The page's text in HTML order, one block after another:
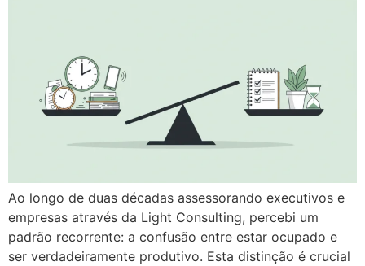
Ao longo de duas décadas assessorando executivos e
empresas através da Light Consulting, percebi um
padrão recorrente: a confusão entre estar ocupado e
ser verdadeiramente produtivo. Esta distinção é crucial